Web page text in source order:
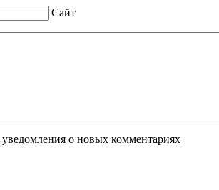
Сайт
о новых комментариях